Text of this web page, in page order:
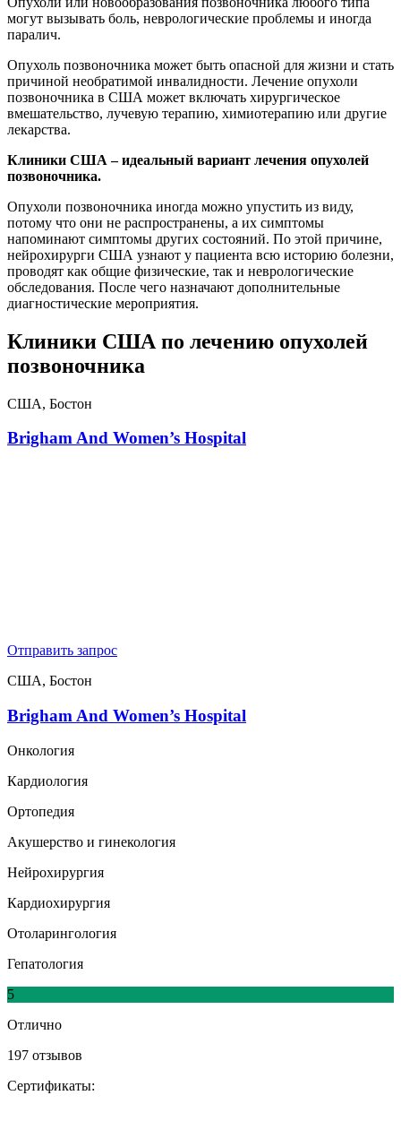
могут вызывать боль, неврологические проблемы и иногда
паралич.
Опухоль позвоночника может быть опасной для жизни и стать
причиной необратимой инвалидности. Лечение опухоли
позвоночника в США может включать хирургическое
вмешательство, лучевую терапию, химиотерапию или другие
лекарства.
Клиники США – идеальный вариант лечения опухолей
позвоночника.
Опухоли позвоночника иногда можно упустить из виду,
потому что они не распространены, а их симптомы
напоминают симптомы других состояний. По этой причине,
нейрохирурги США узнают у пациента всю историю болезни,
проводят как общие физические, так и неврологические
обследования. После чего назначают дополнительные
диагностические мероприятия.
Клиники США по лечению опухолей
позвоночника
США, Бостон
Brigham And Women’s Hospital
Отправить запрос
США, Бостон
Brigham And Women’s Hospital
Онкология
Кардиология
Ортопедия
Акушерство и гинекология
Нейрохирургия
Кардиохирургия
Отоларингология
Гепатология
5
Отлично
197 отзывов
Сертификаты: